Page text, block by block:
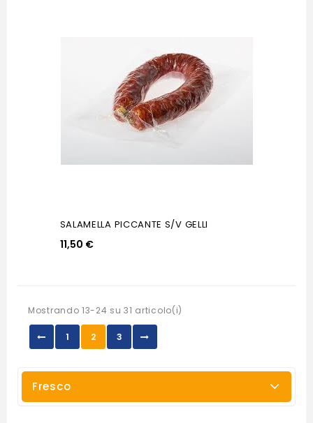
SALAMELLA PICCANTE S/V GELLI
11,50 €
Mostrando 13-24 su 31 articolo(i)
1 2 3
Fresco